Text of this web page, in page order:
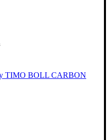
TIMO BOLL CARBON